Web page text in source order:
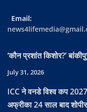
Email:
‘कौन प्रशांत किशोर?’
July 31, 2026
ICC ने वनडे विश्व कप
अफ्रीका 24 साल बाद